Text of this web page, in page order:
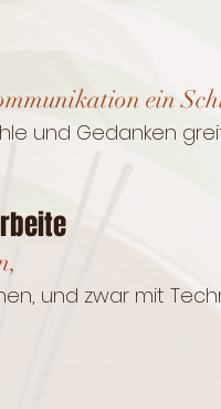
ein
und Gedanken
und zwar mit